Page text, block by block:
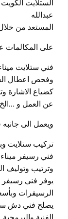
الستلايت
عبدالله
المستعد من
على المكالمات
فني ستلايت
وفحص اعطال
كضياع الاشارة
عن العمل و
ويعمل الى
تركيب ستلايت
فني رسيفر
وترتيب وتوليف
يوفر فني رسيفر
الرسيفرات
يصلح فني دش
الفنية والبرمجية.